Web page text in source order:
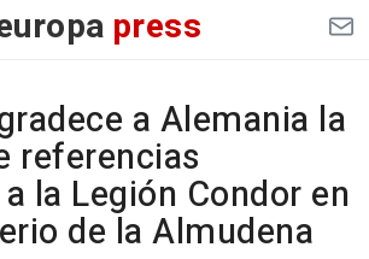
press
a Alemania la
referencias
la Legión Condor en
de la Almudena